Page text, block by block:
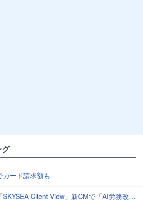
グ
ード請求額も
新CMで「AI労務改善」をアピール 働き方をAIが分析したら「すぐに休んで」と言われる？